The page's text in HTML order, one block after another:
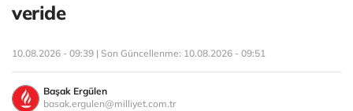
veride
10.08.2026 - 09:39 | Son Güncellenme: 10.08.2026 - 09:51
Başak Ergülen
basak.ergulen@milliyet.com.tr